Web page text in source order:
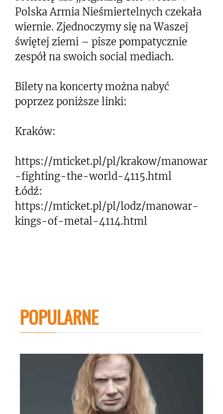
Polska Armia Nieśmiertelnych czekała
wiernie. Zjednoczymy się na Waszej
świętej ziemi – pisze pompatycznie
zespół na swoich social mediach.
Bilety na koncerty można nabyć
poprzez poniższe linki:
Kraków:
https://mticket.pl/pl/krakow/manowar
-fighting-the-world-4115.html
Łódź:
https://mticket.pl/pl/lodz/manowar-
kings-of-metal-4114.html
POPULARNE